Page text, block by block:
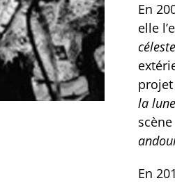
En
elle
projet
la lune
En